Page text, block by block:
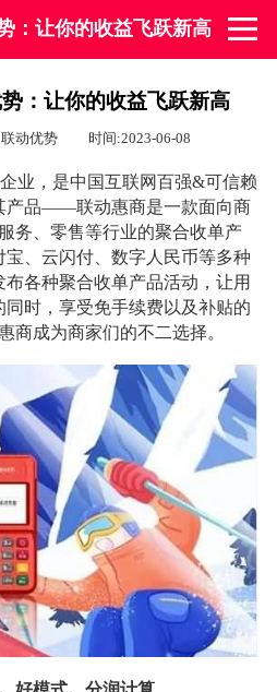
让你的收益飞跃新高
：让你的收益飞跃新高
动优势 时间:2023-06-08
业，是中国互联网百强&可信赖
产品——联动惠商是一款面向商
务、零售等行业的聚合收单产
、云闪付、数字人民币等多种
各种聚合收单产品活动，让用
同时，享受免手续费以及补贴的
商成为商家们的不二选择。